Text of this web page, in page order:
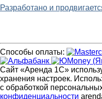
Разработано и
Способы оплаты:
Сайт «Аренда 1С»
хранения настроек.
с обработкой
конфиденциальности